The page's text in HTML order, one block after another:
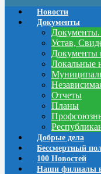
Новости
Документы
Устав,
Документы
Локальные
Отчеты
Планы
Добрые дела
Бессмертный
100 Новостей
Наши филиалы в